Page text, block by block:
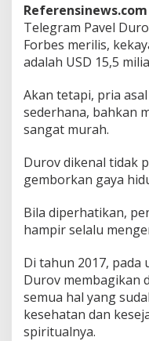
p
a
i
R
5
2
i
l
i
n
,
n
d
i
r
i
Referensinews.com
Telegram Pavel
Forbes merilis,
adalah USD 15,5
Akan tetapi, pria
sederhana, bahkan
sangat murah.
Durov dikenal tidak
gemborkan gaya
Bila diperhatikan,
hampir selalu
Di tahun 2017, pada
Durov membagikan
semua hal yang
kesehatan dan
spiritualnya.